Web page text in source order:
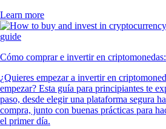
Learn more
Cómo comprar e invertir en
¿Quieres empezar a invertir en
empezar? Esta guía para principiantes te
paso, desde elegir una plataforma segura
compra, junto con buenas prácticas para
el primer día.